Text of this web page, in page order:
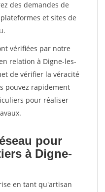
des demandes de
et sites de
vérifiées par notre
relation à Digne-les-
de vérifier la véracité
pouvez rapidement
pour réaliser
pour
à Digne-
en tant qu'artisan